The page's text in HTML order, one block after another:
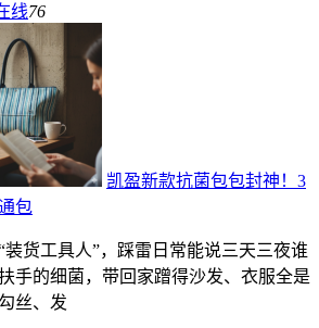
线76
凯盈新款抗菌包包封神！3
包
货工具人”，踩雷日常能说三天三夜谁
的细菌，带回家蹭得沙发、衣服全是
丝、发